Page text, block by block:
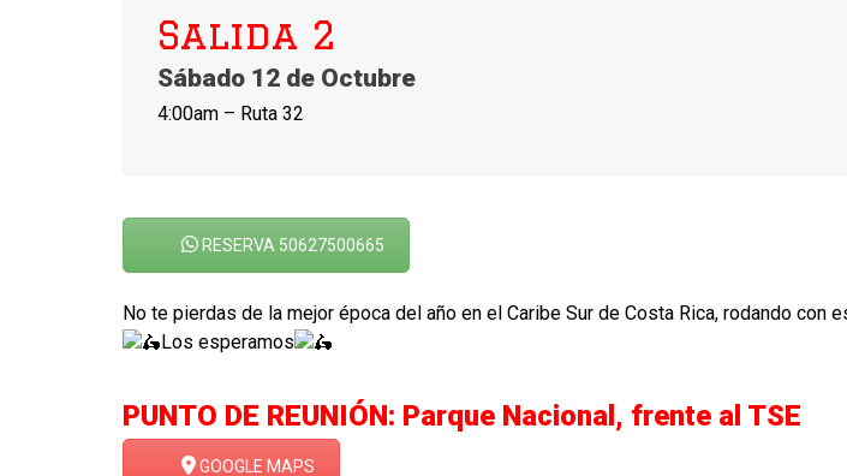
Salida 2
Sábado 12 de Octubre
4:00am – Ruta 32
RESERVA 50627500665
No te pierdas de la mejor época del año en el Caribe Sur de Costa Rica, rodando
Los esperamos
PUNTO DE REUNIÓN: Parque Nacional, frente al TSE
GOOGLE MAPS